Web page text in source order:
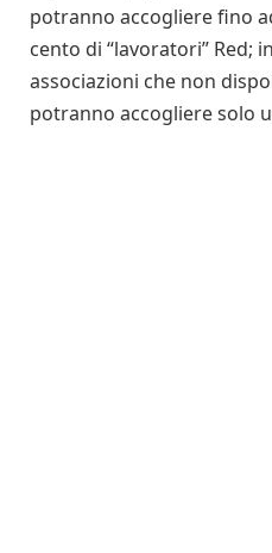
potranno accogliere fino
cento di “lavoratori” Red;
associazioni che non
potranno accogliere solo